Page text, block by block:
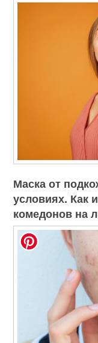
Маска от
условиях. Как
комедонов на